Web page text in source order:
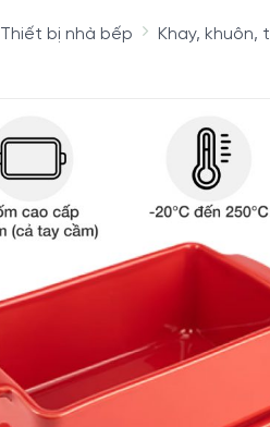
Thiết bị nhà bếp Khay, khuôn,